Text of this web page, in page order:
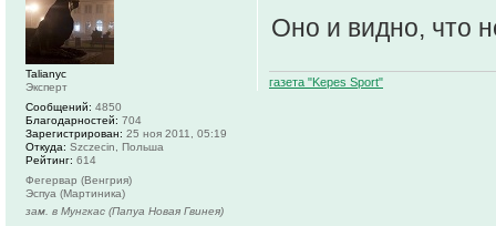
Оно и видно, что
газета "Kepes Sport"
Talianyc
Эксперт
Сообщений: 4850
Благодарностей: 704
Зарегистрирован: 25 ноя 2011, 05:19
Откуда: Szczecin, Польша
Рейтинг: 614
Фегервар (Венгрия)
Эспуа (Мартиника)
зам. в Мунгкас (Папуа Новая Гвинея)